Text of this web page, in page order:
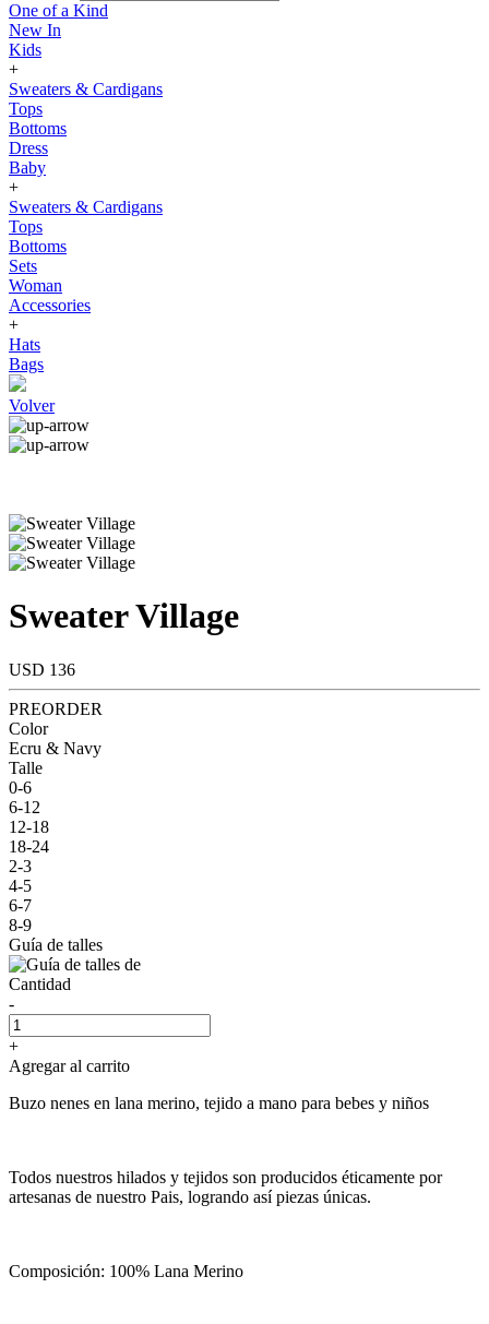
One of a Kind
New In
Kids
+
Sweaters & Cardigans
Tops
Bottoms
Dress
Baby
+
Sweaters & Cardigans
Tops
Bottoms
Sets
Woman
Accessories
+
Hats
Bags
Volver
Sweater Village
USD 136
PREORDER
Color
Ecru & Navy
Talle
0-6
6-12
12-18
18-24
2-3
4-5
6-7
8-9
Guía de talles
Cantidad
-
+
Agregar al carrito
Buzo nenes en lana merino, tejido a mano para bebes y niños
Todos nuestros hilados y tejidos son producidos éticamente por
artesanas de nuestro Pais, logrando así piezas únicas.
Composición: 100% Lana Merino